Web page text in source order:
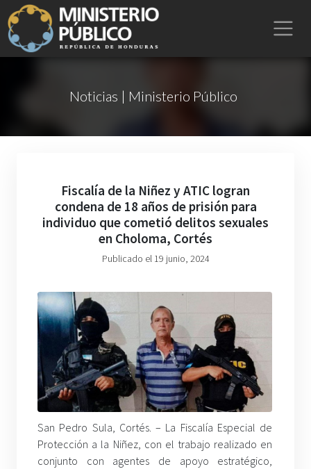
Noticias | Ministerio Público
Fiscalía de la Niñez y ATIC logran
condena de 18 años de prisión para
individuo que cometió delitos sexuales
en Choloma, Cortés
Publicado el 19 junio, 2024
San Pedro Sula, Cortés. – La Fiscalía Especial de
Protección a la Niñez, con el trabajo realizado en
conjunto con agentes de apoyo estratégico,